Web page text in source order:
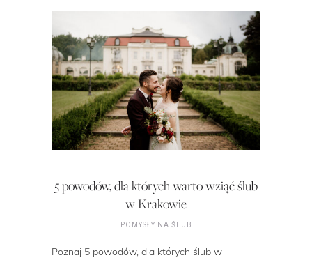
5 powodów, dla których warto wziąć ślub
w Krakowie
POMYSŁY NA ŚLUB
Poznaj 5 powodów, dla których ślub w